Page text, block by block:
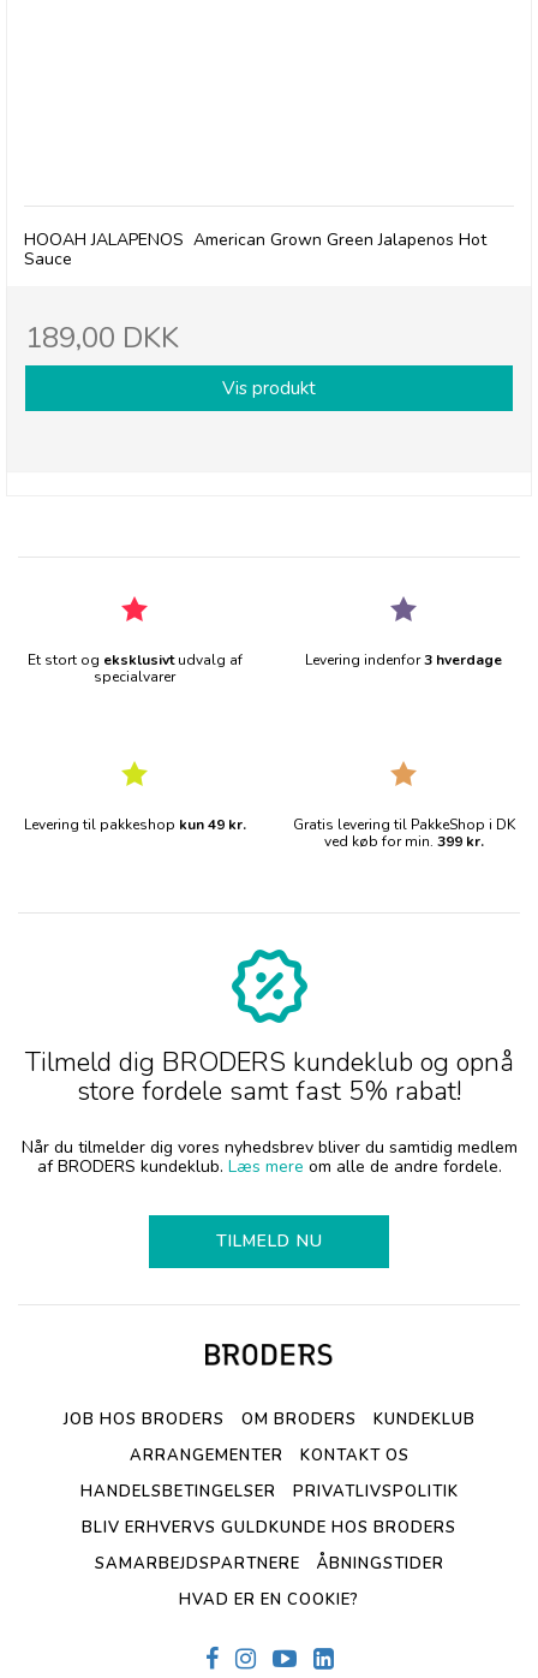
HOOAH JALAPENOS American Grown Green Jalapenos Hot
Sauce
189,00 DKK
Vis produkt
Et stort og eksklusivtudvalg af
specialvarer
Levering indenfor3 hverdage
Levering til pakkeshop kun 49 kr.
Gratis levering til PakkeShop i DK
ved køb for min. 399 kr.
Tilmeld dig BRODERS kundeklub og opnå
store fordele samt fast 5% rabat!
Når du tilmelder dig vores nyhedsbrev bliver du samtidig medlem
af BRODERS kundeklub. Læs mere om alle de andre fordele.
TILMELD NU
JOB HOS BRODERS OM BRODERS
KUNDEKLUB
ARRANGEMENTER
KONTAKT OS
HANDELSBETINGELSER
PRIVATLIVSPOLITIK
BLIV ERHVERVS GULDKUNDE HOS BRODERS
SAMARBEJDSPARTNERE
ÅBNINGSTIDER
HVAD ER EN COOKIE?